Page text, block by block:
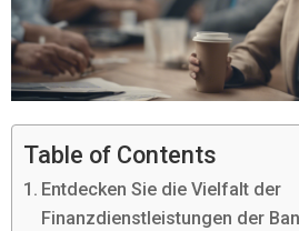
Table of Contents
Entdecken Sie die Vielfalt der
Finanzdienstleistungen der